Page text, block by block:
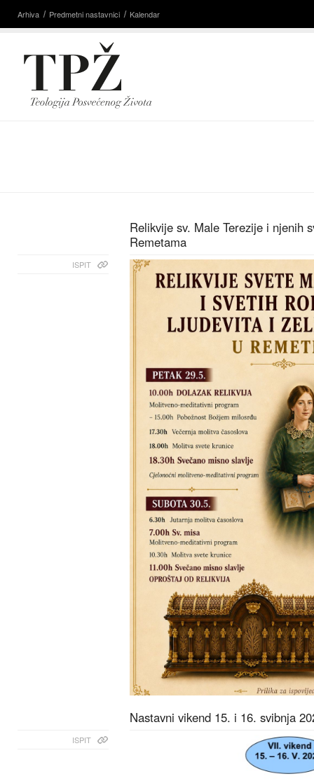
Arhiva Predmetni nastavnici Kalendar
Relikvije sv. Male Terezije i njenih
Remetama
ISPIT
Nastavni vikend 15. i 16. svibnja
ISPIT